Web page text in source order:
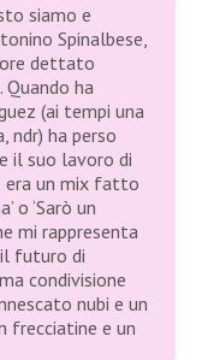
siamo e
Spinalbese,
dettato
Quando ha
(ai tempi una
ndr) ha perso
il suo lavoro di
era un mix fatto
o ‘Sarò un
mi rappresenta
il futuro di
condivisione
nubi e un
frecciatine e un